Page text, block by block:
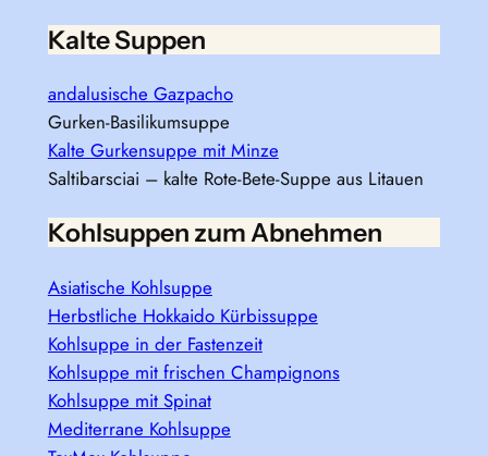
Kalte Suppen
andalusische Gazpacho
Gurken-Basilikumsuppe
Kalte Gurkensuppe mit Minze
Saltibarsciai – kalte Rote-Bete-Suppe aus Litauen
Kohlsuppen zum Abnehmen
Asiatische Kohlsuppe
Herbstliche Hokkaido Kürbissuppe
Kohlsuppe in der Fastenzeit
Kohlsuppe mit frischen Champignons
Kohlsuppe mit Spinat
Mediterrane Kohlsuppe